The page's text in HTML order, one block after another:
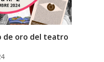
de oro del teatro